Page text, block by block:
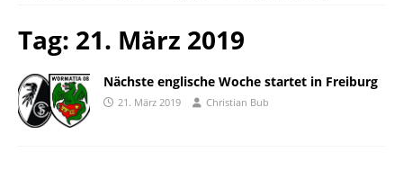
Tag: 21. März 2019
Nächste englische Woche startet in Freiburg
21. März 2019 Christian Bub